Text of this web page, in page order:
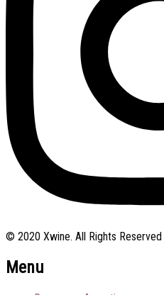
© 2020 Xwine. All Rights
Menu